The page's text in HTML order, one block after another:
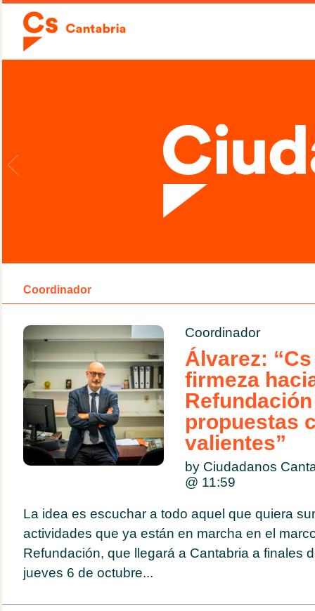
Coordinador
Coordinador
Álvarez:
firmeza
propuestas
valientes”
by Ciudadanos
@ 11:59
La idea es escuchar a todo aquel que quiera
actividades que ya están en marcha en el
Refundación, que llegará a Cantabria a finales
jueves 6 de octubre...